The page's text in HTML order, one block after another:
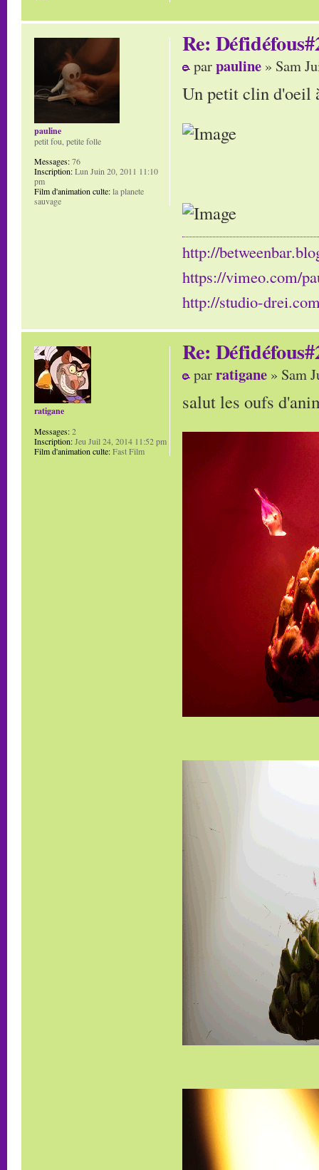
Re:
parpauline » Sam
Un petit clin d'oeil
http://
https://vimeo.com/
http://studio-
pauline
petit fou, petite folle
Messages:76
Inscription:Lun Juin 20, 2011 11:10
pm
Film d'animation culte:la planete
sauvage
Re:
parratigane » Sam
salut les oufs
ratigane
Messages:2
Inscription:Jeu Juil 24, 2014 11:52 pm
Film d'animation culte:Fast Film